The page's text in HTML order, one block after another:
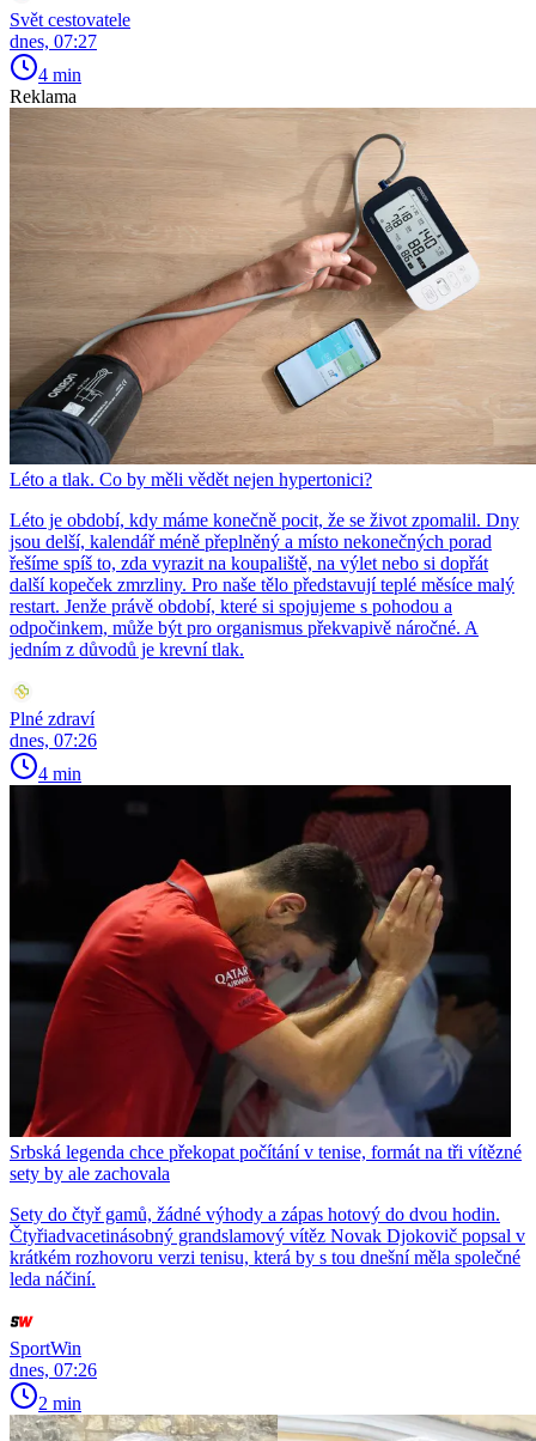
Svět cestovatele
dnes, 07:27
4 min
Reklama
Léto a tlak. Co by měli vědět nejen hypertonici?
Léto je období, kdy máme konečně pocit, že se život zpomalil. Dny
jsou delší, kalendář méně přeplněný a místo nekonečných porad
řešíme spíš to, zda vyrazit na koupaliště, na výlet nebo si dopřát
další kopeček zmrzliny. Pro naše tělo představují teplé měsíce malý
restart. Jenže právě období, které si spojujeme s pohodou a
odpočinkem, může být pro organismus překvapivě náročné. A
jedním z důvodů je krevní tlak.
Plné zdraví
dnes, 07:26
4 min
Srbská legenda chce překopat počítání v tenise, formát na tři vítězné
sety by ale zachovala
Sety do čtyř gamů, žádné výhody a zápas hotový do dvou hodin.
Čtyřiadvacetinásobný grandslamový vítěz Novak Djokovič popsal v
krátkém rozhovoru verzi tenisu, která by s tou dnešní měla společné
leda náčiní.
SportWin
dnes, 07:26
2 min